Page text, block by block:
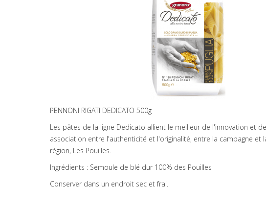
PENNONI RIGATI DEDICATO 500g
Les pâtes de la ligne Dedicato allient le meilleur de l'innovation et
association entre l'authenticité et l'originalité, entre la campagne
région, Les Pouilles.
Ingrédients : Semoule de blé dur 100% des Pouilles
Conserver dans un endroit sec et frai.